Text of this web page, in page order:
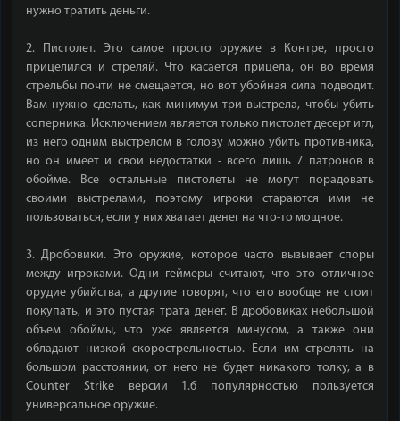
нужно тратить деньги.
2. Пистолет. Это самое просто оружие в Контре, просто
прицелился и стреляй. Что касается прицела, он во время
стрельбы почти не смещается, но вот убойная сила подводит.
Вам нужно сделать, как минимум три выстрела, чтобы убить
соперника. Исключением является только пистолет десерт игл,
из него одним выстрелом в голову можно убить противника,
но он имеет и свои недостатки - всего лишь 7 патронов в
обойме. Все остальные пистолеты не могут порадовать
своими выстрелами, поэтому игроки стараются ими не
пользоваться, если у них хватает денег на что-то мощное.
3. Дробовики. Это оружие, которое часто вызывает споры
между игроками. Одни геймеры считают, что это отличное
орудие убийства, а другие говорят, что его вообще не стоит
покупать, и это пустая трата денег. В дробовиках небольшой
объем обоймы, что уже является минусом, а также они
обладают низкой скорострельностью. Если им стрелять на
большом расстоянии, от него не будет никакого толку, а в
Counter Strike версии 1.6 популярностью пользуется
универсальное оружие.